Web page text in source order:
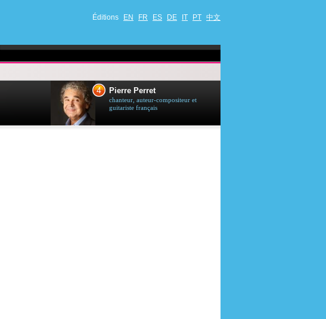
Éditions EN FR ES DE IT PT 中文
4 Pierre Perret
chanteur, auteur-compositeur et
guitariste français